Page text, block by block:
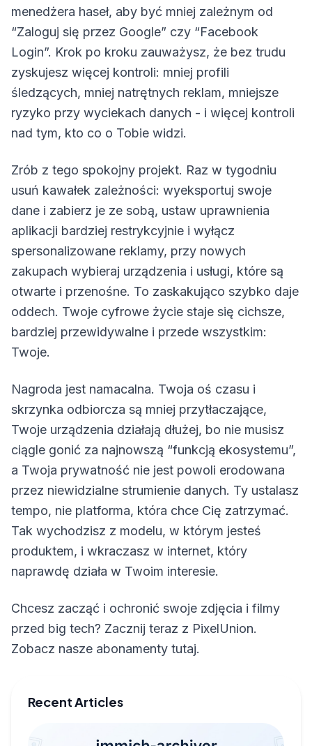
menedżera haseł, aby być mniej zależnym od
“Zaloguj się przez Google” czy “Facebook
Login”. Krok po kroku zauważysz, że bez trudu
zyskujesz więcej kontroli: mniej profili
śledzących, mniej natrętnych reklam, mniejsze
ryzyko przy wyciekach danych - i więcej kontroli
nad tym, kto co o Tobie widzi.
Zrób z tego spokojny projekt. Raz w tygodniu
usuń kawałek zależności: wyeksportuj swoje
dane i zabierz je ze sobą, ustaw uprawnienia
aplikacji bardziej restrykcyjnie i wyłącz
spersonalizowane reklamy, przy nowych
zakupach wybieraj urządzenia i usługi, które są
otwarte i przenośne. To zaskakująco szybko daje
oddech. Twoje cyfrowe życie staje się cichsze,
bardziej przewidywalne i przede wszystkim:
Twoje.
Nagroda jest namacalna. Twoja oś czasu i
skrzynka odbiorcza są mniej przytłaczające,
Twoje urządzenia działają dłużej, bo nie musisz
ciągle gonić za najnowszą “funkcją ekosystemu”,
a Twoja prywatność nie jest powoli erodowana
przez niewidzialne strumienie danych. Ty ustalasz
tempo, nie platforma, która chce Cię zatrzymać.
Tak wychodzisz z modelu, w którym jesteś
produktem, i wkraczasz w internet, który
naprawdę działa w Twoim interesie.
Chcesz zacząć i ochronić swoje zdjęcia i filmy
przed big tech? Zacznij teraz z PixelUnion.
Zobacz nasze abonamenty tutaj.
Recent Articles